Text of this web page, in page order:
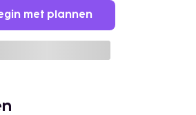
met plannen